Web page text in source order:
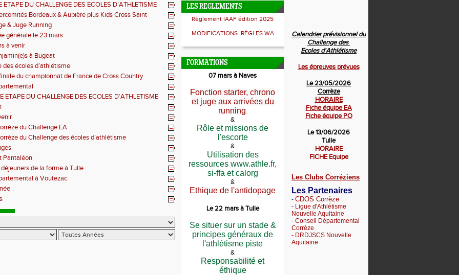
ETAPE DU CHALLENGE DES ECOLES D’ATHLETISME
Bordeaux & Aubière plus Kids Cross Saint
& Juge Running
générale le 23 mars
à venir
à Bugeat
des écoles d’athlétisme
du championnat de France de Cross Country
ETAPE DU CHALLENGE DES ECOLES D’ATHLETISME
du Challenge EA
du Challenge des écoles d’athlétisme
Pantaléon
de la forme à Tulle
à Voutezac
LES REGLEMENTS
Règlement IAAF édition 2025
MODIFICATIONS RÈGLES WA
FORMATIONS
07 mars à Naves
Fonction starter, chrono
et juge aux arrivées du
running.
&
Rôle et missions de
l'escorte
&
Utilisation des
ressources www.athle.fr,
si-ffa et calorg
&
Ethique de l'antidopage
Le 22 mars à Tulle
Se situer sur un stade &
principes généraux de
l'athlétisme piste
&
Responsabilité et
éthique
Calendrier prévisionnel du
Challenge des
Ecoles d'Athlétisme
Les épreuves prévues
Le 23/05/2026
Corrèze
HORAIRE
Fiche équipe EA
Fiche équipe PO
Le 13/06/2026
Tulle
HORAIRE
FICHE Equipe
Les Clubs Corréziens
Les Partenaires
- CDOS Corrèze
- Ligue d'Athlétisme
Nouvelle Aquitaine
- Conseil Départemental
Corrèze
- DRDJSCS Nouvelle
Aquitaine